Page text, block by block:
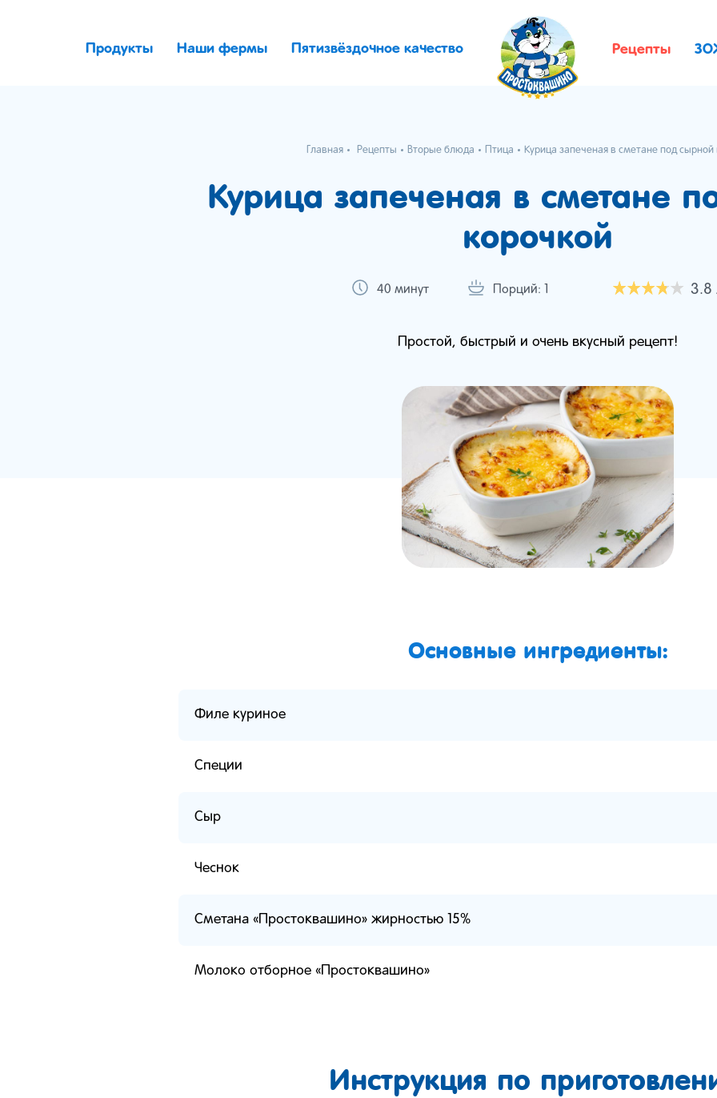
Продукты Наши фермы Пятизвёздочное качество Рецепты
Главная Рецепты Вторые блюда Птица Курица запеченая в сметане под сырной
Курица запеченая в сметане
корочкой
40 минут Порций: 1 3.8
Простой, быстрый и очень вкусный рецепт!
Основные ингредиенты:
Филе куриное
Специи
Сыр
Чеснок
Сметана «Простоквашино» жирностью 15%
Молоко отборное «Простоквашино»
Инструкция по